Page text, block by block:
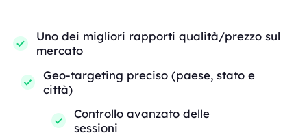
Uno dei migliori rapporti qualità/prezzo sul
mercato
Geo-targeting preciso (paese, stato e
città)
Controllo avanzato delle
sessioni